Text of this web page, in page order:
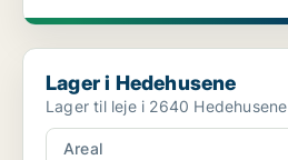
Lager i Hedehusene
Lager i Hedehusene
Lager til leje i 2640 Hedehusene
Areal